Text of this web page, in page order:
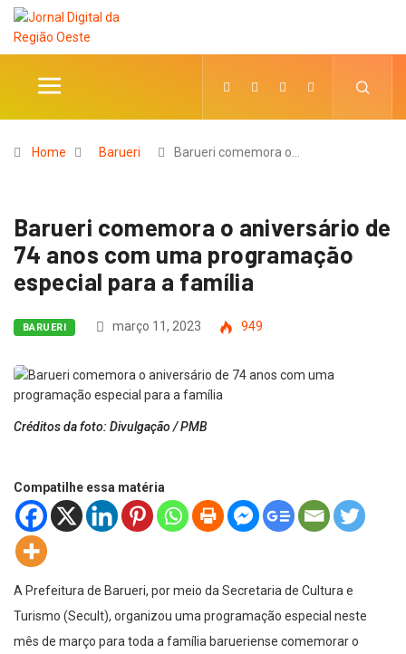
Home Barueri Barueri comemora o…
Barueri comemora o aniversário de
74 anos com uma programação
especial para a família
BARUERI março 11, 2023 949
Créditos da foto: Divulgação / PMB
Compatilhe essa matéria
A Prefeitura de Barueri, por meio da Secretaria de Cultura e
Turismo (Secult), organizou uma programação especial neste
mês de março para toda a família barueriense comemorar o